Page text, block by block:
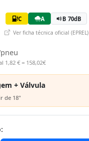
C A B 70dB
Ver ficha técnica oficial (EPREL)
1,82 € = 158,02€
+ Válvula
de 18"